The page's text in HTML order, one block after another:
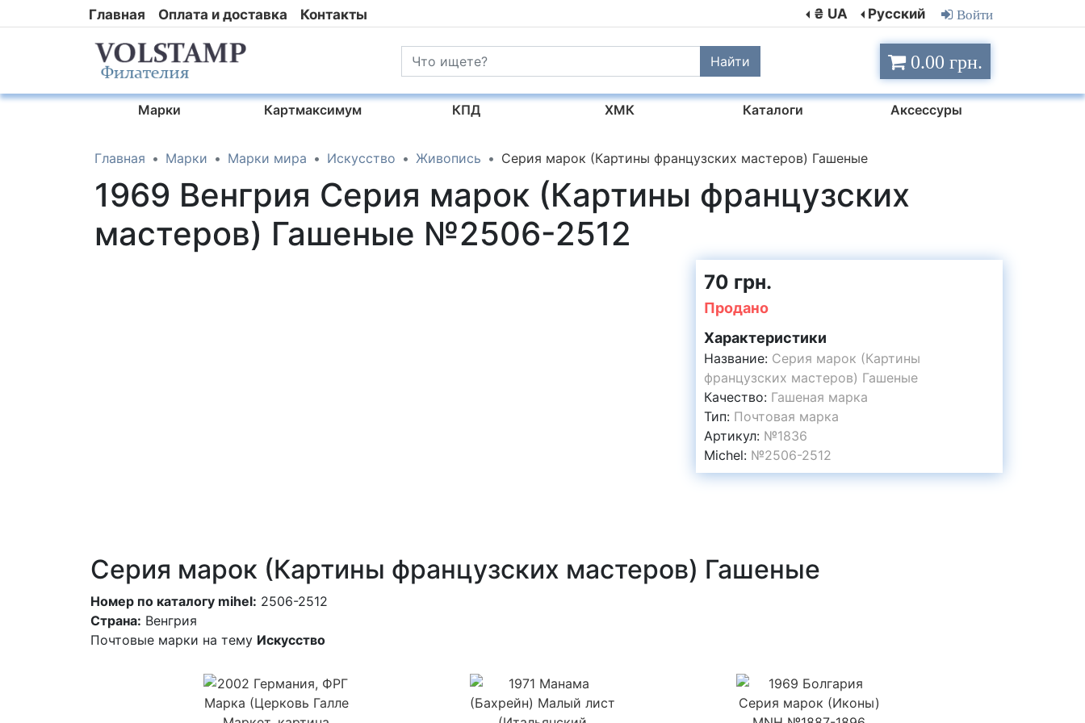
Главная Оплата и доставка Контакты ₴ UA Русский Войти
Найти 0.00 грн.
Марки Картмаксимум КПД ХМК Каталоги Аксессуры
Главная Марки Марки мира Искусство Живопись Серия марок (Картины французских мастеров) Гашеные
1969 Венгрия Серия марок (Картины французских
мастеров) Гашеные №2506-2512
70 грн.
Продано
Характеристики
Название: Серия марок (Картины
французских мастеров) Гашеные
Качество: Гашеная марка
Тип: Почтовая марка
Артикул: №1836
Michel: №2506-2512
Серия марок (Картины французских мастеров) Гашеные
Номер по каталогу mihel: 2506-2512
Страна: Венгрия
Почтовые марки на тему Искусство